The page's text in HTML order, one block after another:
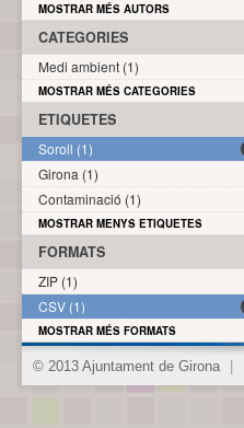
MOSTRAR MÉS AUTORS
CATEGORIES
Medi ambient (1)
MOSTRAR MÉS CATEGORIES
ETIQUETES
Soroll (1)
Girona (1)
Contaminació (1)
MOSTRAR MENYS ETIQUETES
FORMATS
ZIP (1)
CSV (1)
MOSTRAR MÉS FORMATS
© 2013 Ajuntament de Girona